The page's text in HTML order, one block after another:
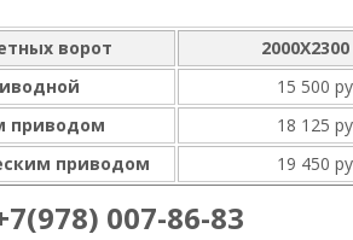
ворот
15 500
приводом
18 125
приводом
19 450
007-86-83